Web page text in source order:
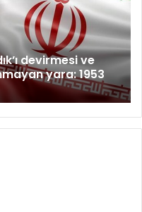
devirmesi ve
yara: 1953